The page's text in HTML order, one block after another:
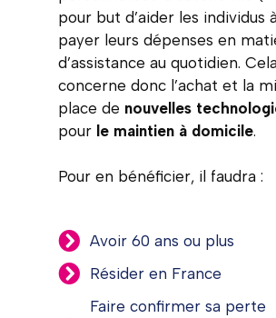
pour but d’aider les individus à
payer leurs dépenses en
d’assistance au quotidien. Cela
concerne donc l’achat et la
place de nouvelles
pour le maintien à domicile.
Pour en bénéficier, il faudra :
Avoir 60 ans ou plus
Résider en France
Faire confirmer sa perte